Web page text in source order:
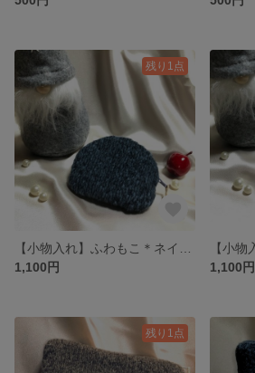
残り1点
1,100円
1,100円
残り1点